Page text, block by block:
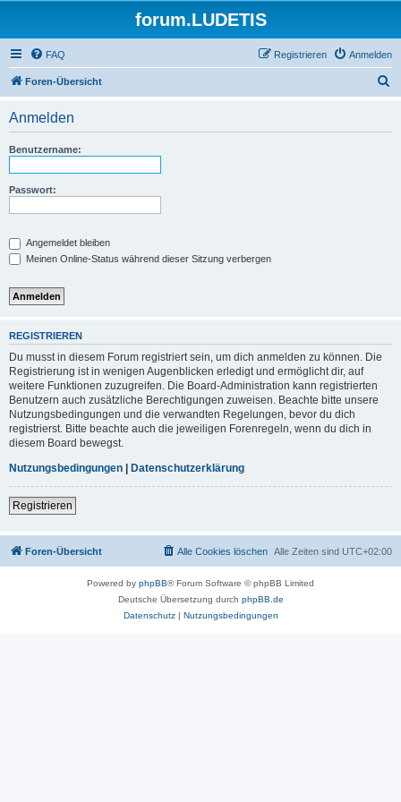
forum.LUDETIS
FAQ Anmelden
Registrieren
Foren-Übersicht
Anmelden
Benutzername:
Passwort:
Angemeldet bleiben
Meinen Online-Status während dieser Sitzung verbergen
REGISTRIEREN
Du musst in diesem Forum registriert sein, um dich anmelden zu können. Die
Registrierung ist in wenigen Augenblicken erledigt und ermöglicht dir, auf
weitere Funktionen zuzugreifen. Die Board-Administration kann registrierten
Benutzern auch zusätzliche Berechtigungen zuweisen. Beachte bitte unsere
Nutzungsbedingungen und die verwandten Regelungen, bevor du dich
registrierst. Bitte beachte auch die jeweiligen Forenregeln, wenn du dich in
diesem Board bewegst.
Nutzungsbedingungen | Datenschutzerklärung
Registrieren
Foren-Übersicht Alle Zeiten sind UTC+02:00
Alle Cookies löschen
Powered by phpBB® Forum Software © phpBB Limited
Deutsche Übersetzung durch phpBB.de
Datenschutz| Nutzungsbedingungen